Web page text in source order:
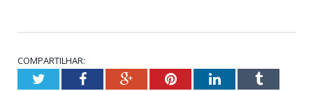
COMPARTILHAR:
TwitterFacebookGoogle+PinterestLinkedInTumblr